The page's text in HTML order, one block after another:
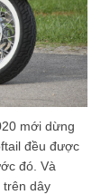
mới dừng
đều được
đó. Và
trên dây